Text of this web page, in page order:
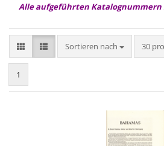
Alle aufgeführten Katalognummern
Sortieren nach
Sortieren nach 30
pro
1